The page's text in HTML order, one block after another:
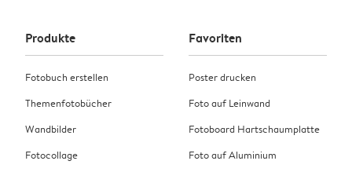
Produkte
Fotobuch erstellen
Themenfotobücher
Wandbilder
Fotocollage
Favoriten
Poster drucken
Foto auf Leinwand
Fotoboard Hartschaumplatte
Foto auf Aluminium